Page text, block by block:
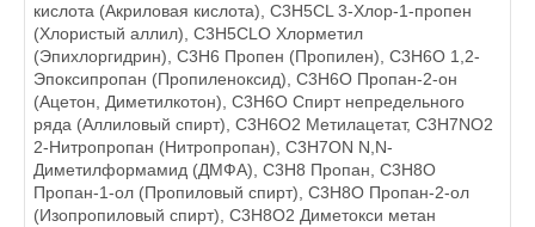
кислота (Акриловая кислота), C3H5CL 3-Хлор-1-пропен
(Хлористый аллил), C3H5CLO Хлорметил
(Эпихлоргидрин), C3H6 Пропен (Пропилен), C3H6O 1,2-
Эпоксипропан (Пропиленоксид), C3H6O Пропан-2-он
(Ацетон, Диметилкотон), C3H6O Спирт непредельного
ряда (Аллиловый спирт), C3H6O2 Метилацетат, C3H7NO2
2-Нитропропан (Нитропропан), C3H7ON N,N-
Диметилформамид (ДМФА), C3H8 Пропан, C3H8O
Пропан-1-ол (Пропиловый спирт), C3H8O Пропан-2-ол
(Изопропиловый спирт), C3H8O2 Диметокси метан